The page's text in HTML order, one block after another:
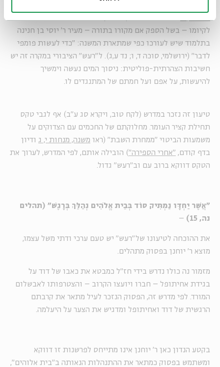
לקיומו – בשל הספק אם מקורו בתורה – מעיר ר' יוסי בן חנינה
בתלמוד שיש לעורכו כפי שמתארת המשנה: "כדי לעשות פומפי
לדבר" (ירושלמי, סוכה ד, ו; נד ע,ג). ל"רעש" הציבורי במקרה זה יש
חשיבות הצהרתית-פוליטית: ניסוך המים נעשה וימשיך
להיעשות, על אפם ועל חמתם של המתנגדים לו.
טיעון זה נזכר במדרש (לקח טוב, ויקרא סג ע"ב) אף לגבי טקס
תחילת קציר העומר. מחלוקתם של החכמים עם הצדוקים על
משמעות הביטוי "ממחרת השבת" (ראו משנה, מנחות י, ג ודיון
בדף קודם, "אחרי הספירה") הובילה אותם, לפי המדרש, לערוך את
הטקס דווקא ברוב עם וב"רעש" גדול.
"אֲשֶׁר יַחְדָּו נַמְתִּיק סוֹד בְּבֵית אֱלֹהִים נְהַלֵּךְ בְּרָגֶשׁ" (תהלים
נה, 15)
–
את ההוכחה לטיעונו של"רעש" יש טעם ערכי ודתי משל עצמו,
מוצא ר' יוחנן בפסוק מתהלים.
מזמור נה כולו נדרש בידי חז"ל כמבטא את כאבו של דוד על
בגידת אחיתופל – חברו ויועצו הקרוב – והצטרפותו לאבשלום
המורד. לפי מדרש זה, הפסוק הנזכר לעיל מתאר את קרבתם
הרגשית של דוד ואחיתופל ומדגיש את הצער על היעלמה.
בקטע הנדון כאן ר' יוחנן אינו מתייחס לפרשנות זו דווקא
ומשתמש בפסוק כמתאר את ההתנהלות הנאותה ב"בית אלוהים",